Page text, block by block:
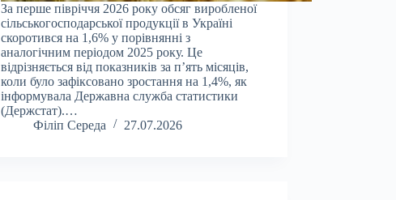
За перше півріччя 2026 року обсяг виробленої
сільськогосподарської продукції в Україні
скоротився на 1,6% у порівнянні з
аналогічним періодом 2025 року. Це
відрізняється від показників за п’ять місяців,
коли було зафіксовано зростання на 1,4%, як
інформувала Державна служба статистики
(Держстат).…
Філіп Середа
27.07.2026